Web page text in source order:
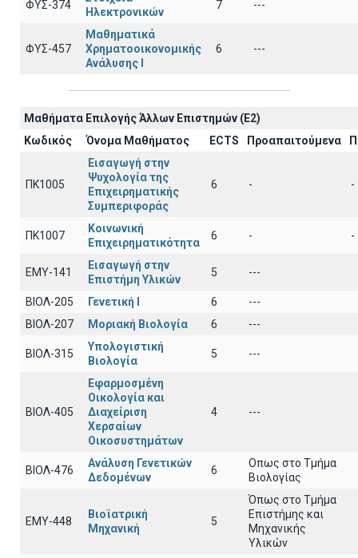
ΦΥΣ-374
Ηλεκτρονικών
7 ---
ΦΥΣ-457
Μαθηματικά
Χρηματοοικονομικής
Ανάλυσης Ι
6 ---
Μαθήματα Επιλογής Άλλων Επιστημών (Ε2)
Κωδικός
Όνομα Μαθήματος ECTS Προαπαιτούμενα
ΠΚ1005
Εισαγωγή στην
Ψυχολογία της
Επιχειρηματικής
Συμπεριφοράς
6 - -
ΠΚ1007
Κοινωνική
Επιχειρηματικότητα
6 - -
EΜY-141
Εισαγωγή στην
Επιστήμη Υλικών
5 ---
ΒΙΟΛ-205 Γενετική Ι 6
---
ΒΙΟΛ-207
Μοριακή Βιολογία 6 ---
ΒΙΟΛ-315
Υπολογιστική
Βιολογία
5 ---
ΒΙΟΛ-405
Εφαρμοσμένη
Οικολογία και
Διαχείριση
Χερσαίων
Οικοσυστημάτων
4 ---
ΒΙΟΛ-476
Ανάλυση Γενετικών
Δεδομένων
6
Οπως στο Τμήμα
Βιολογίας
ΕΜΥ-448
Βιοϊατρική
Μηχανική
5
Όπως στο Τμήμα
Επιστήμης και
Μηχανικής
Υλικών